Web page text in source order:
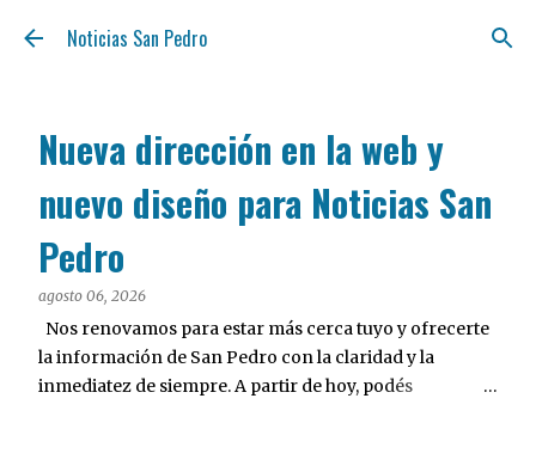
Ir al contenido principal
Noticias San Pedro
Nueva dirección en la web y
nuevo diseño para Noticias San
Pedro
agosto 06, 2026
Nos renovamos para estar más cerca tuyo y ofrecerte
la información de San Pedro con la claridad y la
inmediatez de siempre. A partir de hoy, podés